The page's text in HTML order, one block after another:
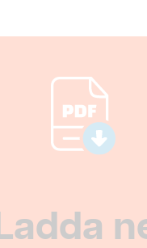
Ladda